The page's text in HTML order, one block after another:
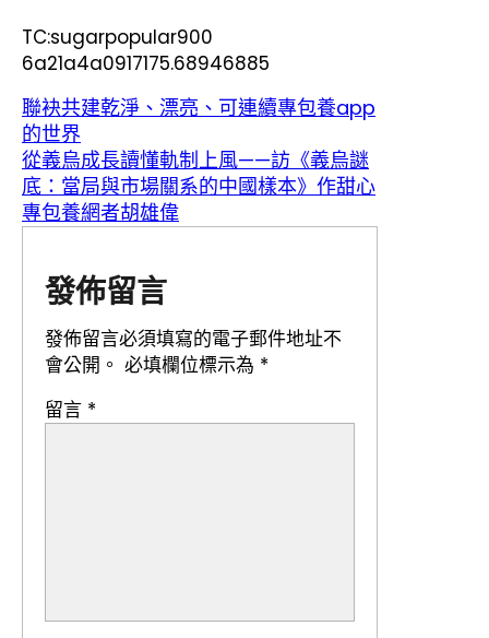
TC:sugarpopular900
6a21a4a0917175.68946885
聯袂共建乾淨、漂亮、可連續專包養app
的世界
從義烏成長讀懂軌制上風——訪《義烏謎
底：當局與市場關系的中國樣本》作甜心
專包養網者胡雄偉
發佈留言
發佈留言必須填寫的電子郵件地址不
會公開。 必填欄位標示為 *
留言 *